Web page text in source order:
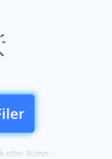
efter 30 min